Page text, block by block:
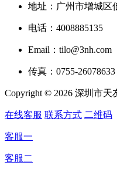
地址：广州市增城区
电话：4008885135
Email：tilo@3nh.com
传真：0755-26078633
Copyright © 2026 深圳市
在线客服 联系方式 二维码
客服一
客服二